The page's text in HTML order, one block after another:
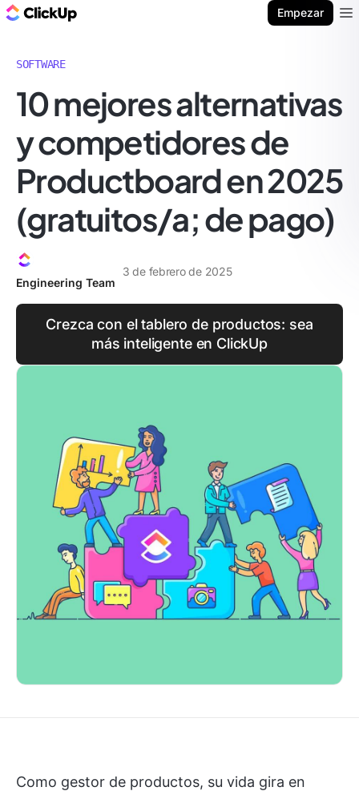
Empezar
SOFTWARE
10 mejores alternativas
y competidores de
Productboard en 2025
(gratuitos/a; de pago)
Engineering Team
3 de febrero de 2025
Crezca con el tablero de productos: sea
más inteligente en ClickUp
Como gestor de productos, su vida gira en